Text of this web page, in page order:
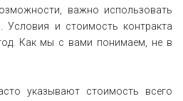
важно использовать
Условия и стоимость контракта
Как мы с вами понимаем, не в
указывают стоимость всего